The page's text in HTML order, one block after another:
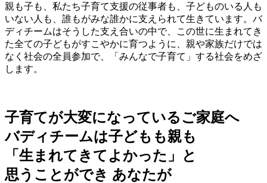
親も子も、私たち子育て支援の従事者も、子どものいる人も
いない人も、誰もがみな誰かに支えられて生きています。バ
ディチームはそうした支え合いの中で、この世に生まれてき
た全ての子どもがすこやかに育つように、親や家族だけでは
なく社会の全員参加で、「みんなで子育て」する社会をめざ
します。
子育てが大変になっているご家庭へ
バディチームは子どもも親も
「生まれてきてよかった」と
思うことができ あなたが